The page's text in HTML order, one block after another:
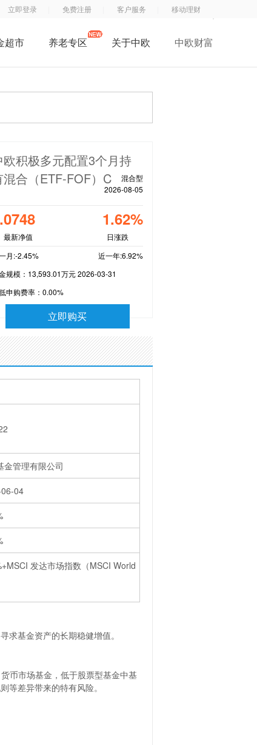
立即登录 免费注册 客户服务 移动理财
超市 养老专区 关于中欧
中欧子公司
中欧财富
欧积极多元配置3个月持
混合（ETF-FOF）C
混合型
2026-08-05
1.62%
最新净值
日涨跌
月:-2.45%
近一年:6.92%
规模：13,593.01万元 2026-03-31
申购费率： 0.00%
立即购买
金管理有限公司
04
发达市场指数（MSCI World
求基金资产的长期稳健增值。
币市场基金，低于股票型基金中基
等差异带来的特有风险。